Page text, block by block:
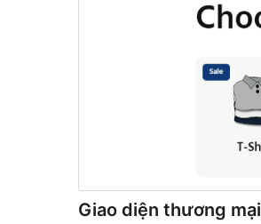
Giao diện thương mại